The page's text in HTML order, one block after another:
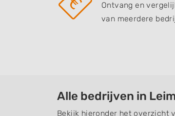
Ontvang en
van meerdere
Alle bedrijven in
Bekijk hieronder het overzicht